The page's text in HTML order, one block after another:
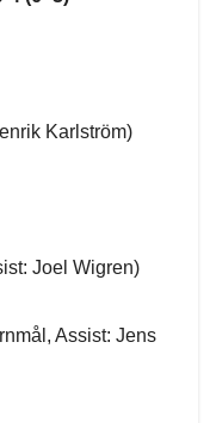
Karlström)
Joel Wigren)
Assist: Jens